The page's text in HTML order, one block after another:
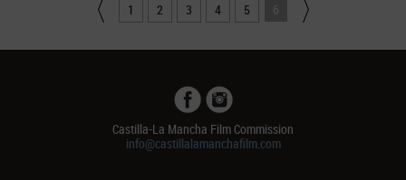
1 2 3 4 5 6
Castilla-La Mancha Film Commission
info@castillalamanchafilm.com